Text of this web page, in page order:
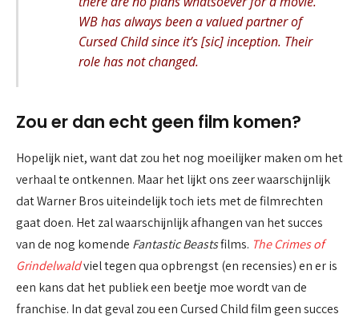
WB has always been a valued partner of
Cursed Child since it’s [sic] ‪inception‬. Their
role has not changed.
Zou er dan echt geen film komen?
Hopelijk niet, want dat zou het nog moeilijker maken om het
verhaal te ontkennen. Maar het lijkt ons zeer waarschijnlijk
dat Warner Bros uiteindelijk toch iets met de filmrechten
gaat doen. Het zal waarschijnlijk afhangen van het succes
van de nog komende Fantastic Beastsfilms. The Crimes of
Grindelwaldviel tegen qua opbrengst (en recensies) en er is
een kans dat het publiek een beetje moe wordt van de
franchise. In dat geval zou een Cursed Child film geen succes